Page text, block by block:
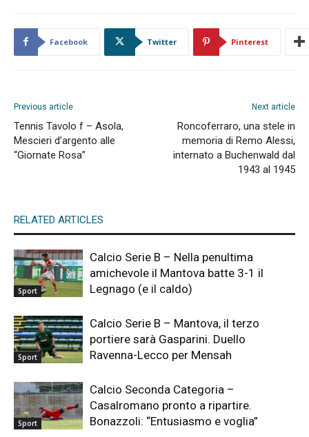
Facebook Twitter Pinterest
Previous article
Tennis Tavolo f – Asola,
Mescieri d’argento alle
“Giornate Rosa”
Next article
Roncoferraro, una stele in
memoria di Remo Alessi,
internato a Buchenwald dal
1943 al 1945
RELATED ARTICLES
Sport
Calcio Serie B – Nella penultima
amichevole il Mantova batte 3-1 il
Legnago (e il caldo)
Sport
Calcio Serie B – Mantova, il terzo
portiere sarà Gasparini. Duello
Ravenna-Lecco per Mensah
Sport
Calcio Seconda Categoria –
Casalromano pronto a ripartire.
Bonazzoli: “Entusiasmo e voglia”